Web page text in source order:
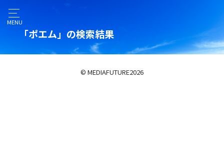
MENU
「ポエム」の検索結果
© MEDIAFUTURE2026